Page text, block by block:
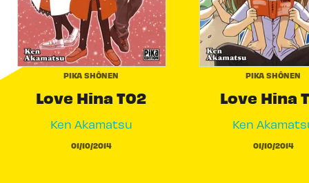
PIKA SHÔNEN
Love Hina T02
Ken Akamatsu
01/10/2014
PIKA SHÔNEN
Love Hina
Ken
01/10/2014